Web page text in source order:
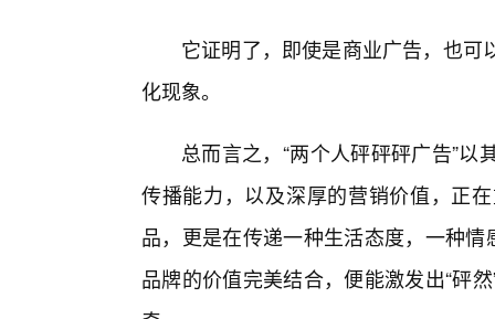
它证明了，即使是商业广告，也
化现象。
总而言之，“两个人砰砰砰广告”
传播能力，以及深厚的营销价值，正
品，更是在传递一种生活态度，一种
品牌的价值完美结合，便能激发出“砰